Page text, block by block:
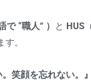
“職人” ） と HUS
。
笑顔を忘れない。』